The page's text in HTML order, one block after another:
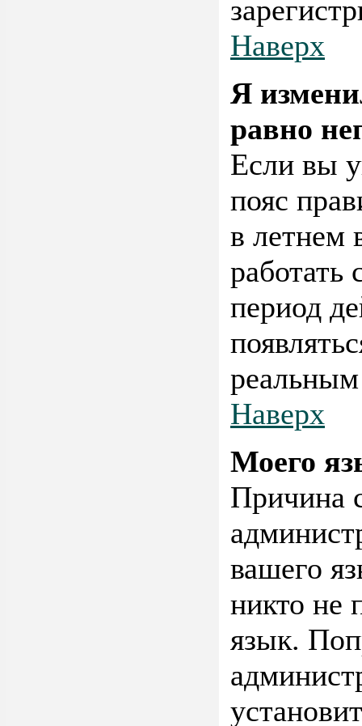
Наверх
Я
равно
Если вы
пояс
в летнем
работать
период
Наверх
Моего
Причина
вашего
никто не
язык.